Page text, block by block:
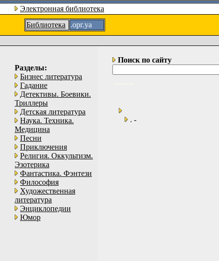
Электронная библиотека
Библиотека
.орг.уа
Разделы:
Бизнес литература
Гадание
Детективы. Боевики.
Триллеры
Детская литература
Наука. Техника.
Медицина
Песни
Приключения
Религия. Оккультизм.
Эзотерика
Фантастика. Фэнтези
Философия
Художественная
литература
Энциклопедии
Юмор
Поиск по сайту
. -